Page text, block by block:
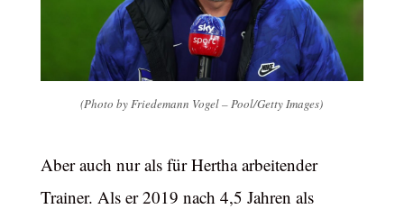
(Photo by Friedemann Vogel – Pool/Getty Images)
Aber auch nur als für Hertha arbeitender
Trainer. Als er 2019 nach 4,5 Jahren als